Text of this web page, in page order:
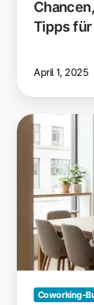
Tipps
April 1, 2025
Meetingraum-
Regeln
Coworking:
Klare
Abläufe,
weniger
Konflikte
Coworking-